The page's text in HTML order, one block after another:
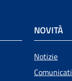
NOVITÀ
Notizie
Comunicati